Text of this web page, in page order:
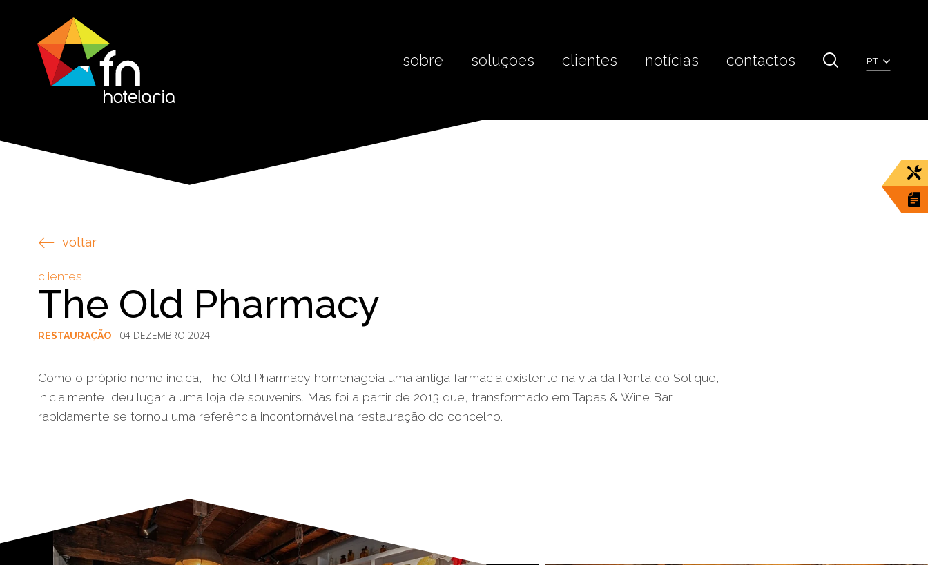
sobre soluções clientes notícias contactos PT
voltar
clientes
The Old Pharmacy
RESTAURAÇÃO 04 DEZEMBRO 2024
Como o próprio nome indica, The Old Pharmacy homenageia uma antiga farmácia existente na vila da Ponta do Sol que,
inicialmente, deu lugar a uma loja de souvenirs. Mas foi a partir de 2013 que, transformado em Tapas & Wine Bar,
rapidamente se tornou uma referência incontornável na restauração do concelho.